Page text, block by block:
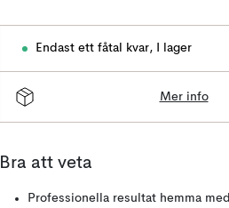
Endast ett fåtal kvar, I lager
Mer info
Bra att veta
Professionella resultat hemma